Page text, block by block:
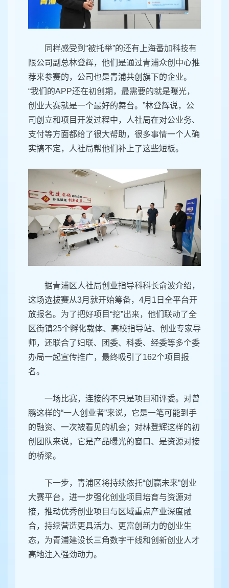
同样感受到“被托举”的还有上海番加科技有
限公司副总林登辉，他们是通过青浦众创中心推
荐来参赛的，公司也是青浦共创旗下的企业。
“我们的APP还在初创期，最需要的就是曝光，
创业大赛就是一个最好的舞台。”林登辉说，公
司创立和项目开发过程中，人社局在对公业务、
支付等方面都给了很大帮助，很多事情一个人确
实搞不定，人社局帮他们补上了这些短板。
据青浦区人社局创业指导科科长俞波介绍，
这场选拔赛从3月就开始筹备，4月1日全平台开
放报名。为了把好项目“挖”出来，他们联动了全
区街镇25个孵化载体、高校指导站、创业专家导
师，还联合了妇联、团委、科委、经委等多个委
办局一起宣传推广，最终吸引了162个项目报
名。
一场比赛，连接的不只是项目和评委。对曾
鹏这样的“一人创业者”来说，它是一笔可能到手
的融资、一次被看见的机会；对林登辉这样的初
创团队来说，它是产品曝光的窗口、是资源对接
的桥梁。
下一步，青浦区将持续依托“创赢未来”创业
大赛平台，进一步强化创业项目培育与资源对
接，推动优秀创业项目与区域重点产业深度融
合，持续营造更具活力、更富创新力的创业生
态，为青浦建设长三角数字干线和创新创业人才
高地注入强劲动力。